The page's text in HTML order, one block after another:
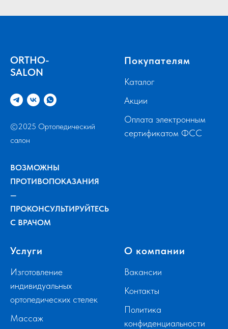
ORTHO-
SALON
©2025 Ортопедический
салон
ВОЗМОЖНЫ
ПРОТИВОПОКАЗАНИЯ
—
ПРОКОНСУЛЬТИРУЙТЕСЬ
С ВРАЧОМ
Покупателям
Каталог
Акции
Оплата электронным
сертификатом ФСС
Услуги
Изготовление
индивидуальных
ортопедических стелек
Массаж
О компании
Вакансии
Контакты
Политика
конфиденциальности